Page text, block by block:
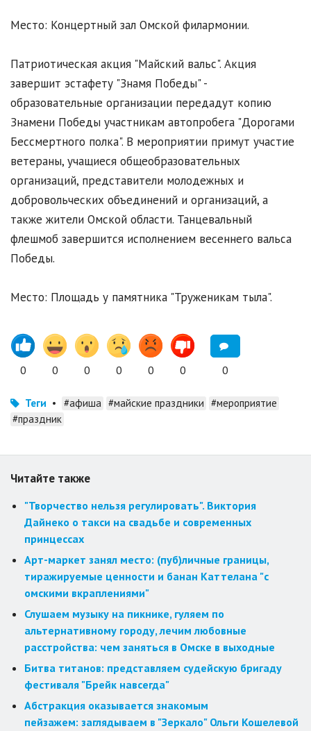
Место: Концертный зал Омской филармонии.
Патриотическая акция "Майский вальс". Акция
завершит эстафету "Знамя Победы" -
образовательные организации передадут копию
Знамени Победы участникам автопробега "Дорогами
Бессмертного полка". В мероприятии примут участие
ветераны, учащиеся общеобразовательных
организаций, представители молодежных и
добровольческих объединений и организаций, а
также жители Омской области. Танцевальный
флешмоб завершится исполнением весеннего вальса
Победы.
Место: Площадь у памятника "Труженикам тыла".
0 0 0 0 0 0 0
Теги • #афиша #майские праздники #мероприятие
#праздник
Читайте также
"Творчество нельзя регулировать". Виктория
Дайнеко о такси на свадьбе и современных
принцессах
Арт-маркет занял место: (пуб)личные границы,
тиражируемые ценности и банан Каттелана "с
омскими вкраплениями"
Слушаем музыку на пикнике, гуляем по
альтернативному городу, лечим любовные
расстройства: чем заняться в Омске в выходные
Битва титанов: представляем судейскую бригаду
фестиваля "Брейк навсегда"
Абстракция оказывается знакомым
пейзажем: заглядываем в "Зеркало" Ольги Кошелевой